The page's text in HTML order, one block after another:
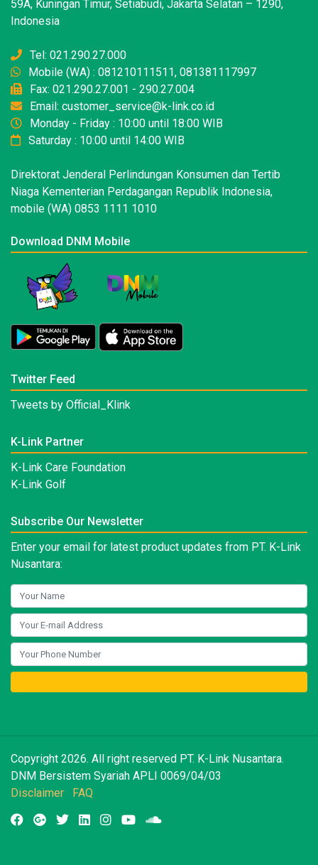
59A, Kuningan Timur, Setiabudi, Jakarta Selatan – 1290,
Indonesia
Tel: 021.290.27.000
Mobile (WA) : 081210111511, 081381117997
Fax: 021.290.27.001 - 290.27.004
Email: customer_service@k-link.co.id
Monday - Friday : 10:00 until 18:00 WIB
Saturday : 10:00 until 14:00 WIB
Direktorat Jenderal Perlindungan Konsumen dan Tertib
Niaga Kementerian Perdagangan Republik Indonesia,
mobile (WA) 0853 1111 1010
Download DNM Mobile
Twitter Feed
Tweets by Official_Klink
K-Link Partner
K-Link Care Foundation
K-Link Golf
Subscribe Our Newsletter
Enter your email for latest product updates from PT. K-Link
Nusantara:
Copyright 2026. All right reserved PT. K-Link Nusantara.
DNM Bersistem Syariah APLI 0069/04/03
Disclaimer
FAQ